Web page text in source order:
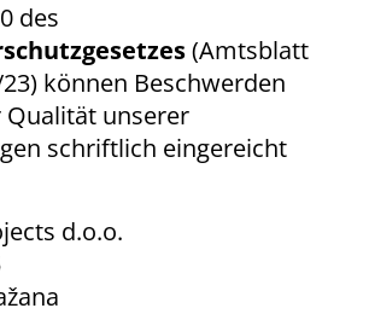
des
(Amtsblatt
können Beschwerden
Qualität unserer
schriftlich eingereicht
d.o.o.